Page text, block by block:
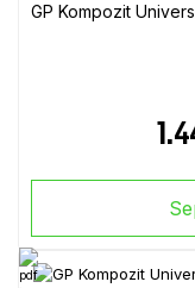
GP Kompozit